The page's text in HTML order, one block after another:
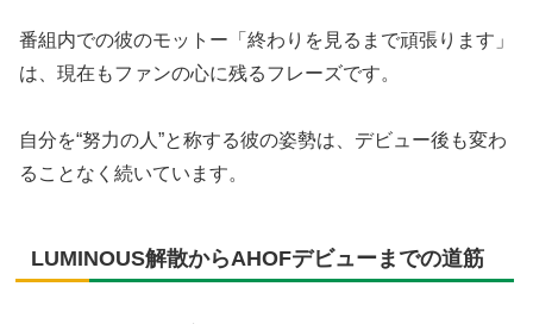
番組内での彼のモットー「終わりを見るまで頑張ります」
は、現在もファンの心に残るフレーズです。
自分を“努力の人”と称する彼の姿勢は、デビュー後も変わ
ることなく続いています。
LUMINOUS解散からAHOFデビューまでの道筋